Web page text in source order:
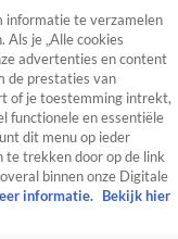
informatie te verzamelen
je „Alle cookies
advertenties en content
de prestaties van
of je toestemming intrekt,
functionele en essentiële
dit menu op ieder
te trekken door op de link
binnen onze Digitale
informatie.
Bekijk hier